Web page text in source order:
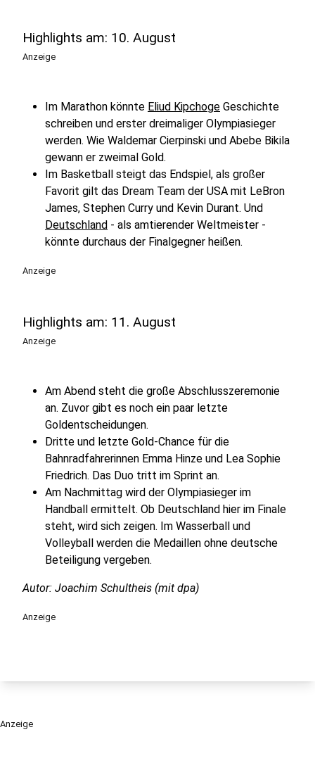
Highlights am: 10. August
Anzeige
Im Marathon könnte Eliud Kipchoge Geschichte
schreiben und erster dreimaliger Olympiasieger
werden. Wie Waldemar Cierpinski und Abebe Bikila
gewann er zweimal Gold.
Im Basketball steigt das Endspiel, als großer
Favorit gilt das Dream Team der USA mit LeBron
James, Stephen Curry und Kevin Durant. Und
Deutschland - als amtierender Weltmeister -
könnte durchaus der Finalgegner heißen.
Anzeige
Highlights am: 11. August
Anzeige
Am Abend steht die große Abschlusszeremonie
an. Zuvor gibt es noch ein paar letzte
Goldentscheidungen.
Dritte und letzte Gold-Chance für die
Bahnradfahrerinnen Emma Hinze und Lea Sophie
Friedrich. Das Duo tritt im Sprint an.
Am Nachmittag wird der Olympiasieger im
Handball ermittelt. Ob Deutschland hier im Finale
steht, wird sich zeigen. Im Wasserball und
Volleyball werden die Medaillen ohne deutsche
Beteiligung vergeben.
Autor: Joachim Schultheis (mit dpa)
Anzeige
Anzeige